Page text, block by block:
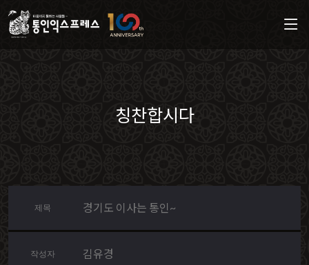
칭찬합시다
제목 경기도 이사는 통인~
작성자 김유경